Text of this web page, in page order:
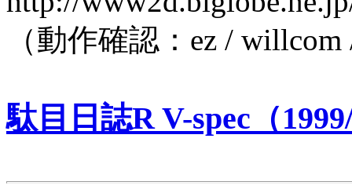
（動作確認：ez /
駄目日誌R V-spec（